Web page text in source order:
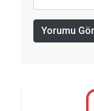
Yorumu